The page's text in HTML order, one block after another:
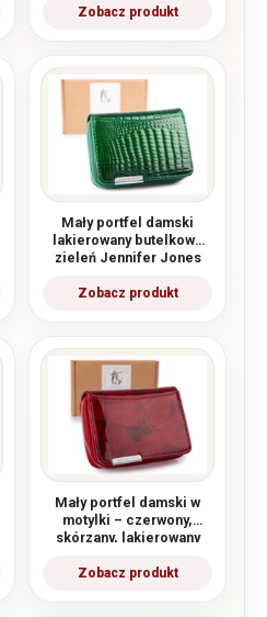
Mały portfel damski
lakierowany butelkowa
zieleń Jennifer Jones
Mały portfel damski w
motylki – czerwony,
skórzany, lakierowany